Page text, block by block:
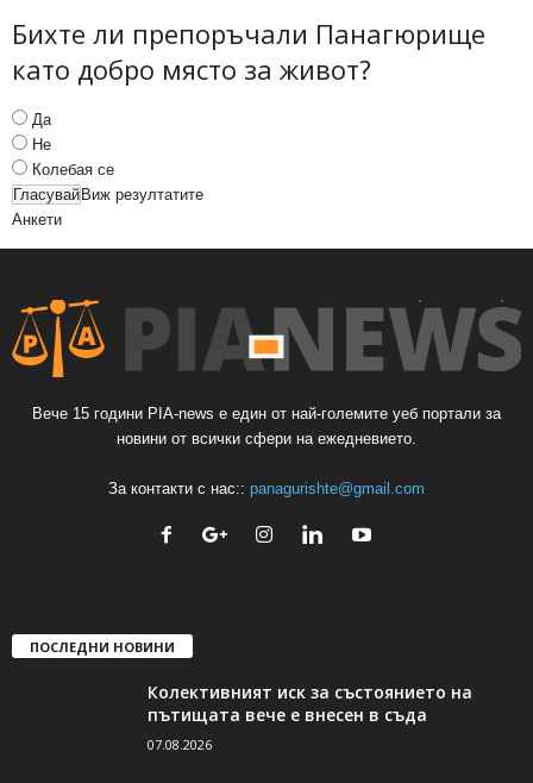
Бихте ли препоръчали Панагюрище
като добро място за живот?
Да
Не
Колебая се
Виж резултатите
Анкети
Вече 15 години PIA-news е един от най-големите уеб портали за
новини от всички сфери на ежедневието.
За контакти с нас:: panagurishte@gmail.com
ПОСЛЕДНИ НОВИНИ
Колективният иск за състоянието на
пътищата вече е внесен в съда
07.08.2026